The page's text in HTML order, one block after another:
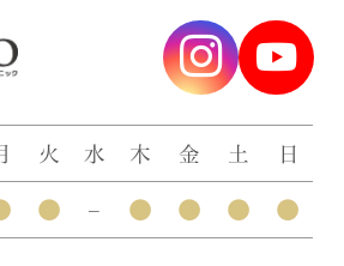
火 水 木 金 土 日
● – ● ● ● ●